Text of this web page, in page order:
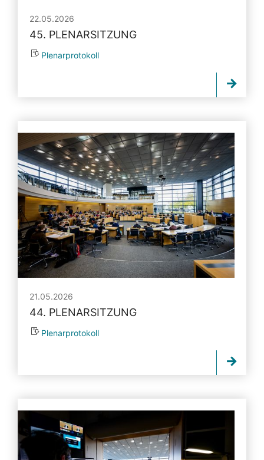
22.05.2026
45. PLENARSITZUNG
Plenarprotokoll
21.05.2026
44. PLENARSITZUNG
Plenarprotokoll